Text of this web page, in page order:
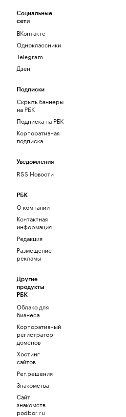
Социальные
сети
ВКонтакте
Одноклассники
Telegram
Дзен
Подписки
Скрыть баннеры
на РБК
Подписка на РБК
Корпоративная
подписка
Уведомления
RSS Новости
РБК
О компании
Контактная
информация
Редакция
Размещение
рекламы
Другие
продукты
РБК
Облако для
бизнеса
Корпоративный
регистратор
доменов
Хостинг
сайтов
Рег.решения
Знакомства
Сайт
знакомств
podbor.ru